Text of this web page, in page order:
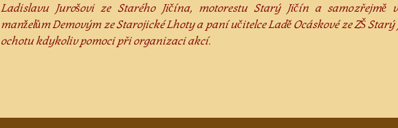
Ladislavu Jurošovi ze Starého Jičína, motorestu Starý Jičín a samozřejmě
manželům Demovým ze Starojické Lhoty a paní učitelce Ladě Ocáskové ze ZŠ
ochotu kdykoliv pomoci při organizaci akcí.